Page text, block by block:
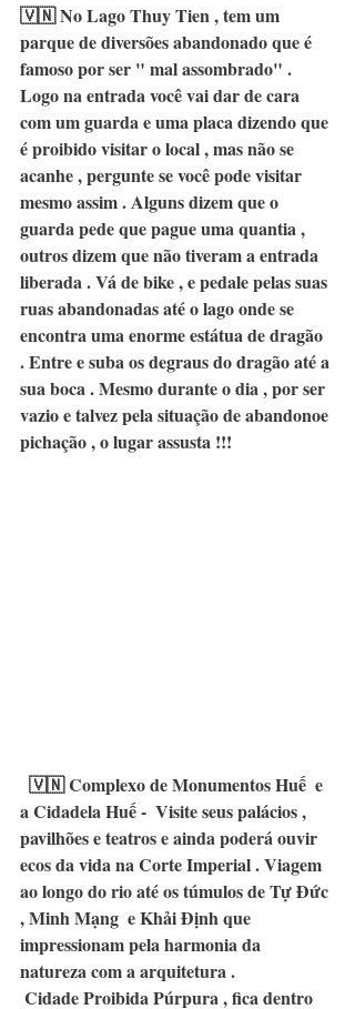
🇻🇳 No Lago Thuy Tien , tem um
parque de diversões abandonado que é
famoso por ser " mal assombrado" .
Logo na entrada você vai dar de cara
com um guarda e uma placa dizendo que
é proibido visitar o local , mas não se
acanhe , pergunte se você pode visitar
mesmo assim . Alguns dizem que o
guarda pede que pague uma quantia ,
outros dizem que não tiveram a entrada
liberada . Vá de bike , e pedale pelas suas
ruas abandonadas até o lago onde se
encontra uma enorme estátua de dragão
. Entre e suba os degraus do dragão até a
sua boca . Mesmo durante o dia , por ser
vazio e talvez pela situação de abandonoe
pichação , o lugar assusta !!!
  🇻🇳
Complexo de Monumentos Huế  e
a Cidadela Huế -  Visite seus palácios ,
pavilhões e teatros e ainda poderá ouvir
ecos da vida na Corte Imperial . Viagem
ao longo do rio até os túmulos de Tự Đức
, Minh Mạng  e Khải Định que
impressionam pela harmonia da
natureza com a arquitetura .